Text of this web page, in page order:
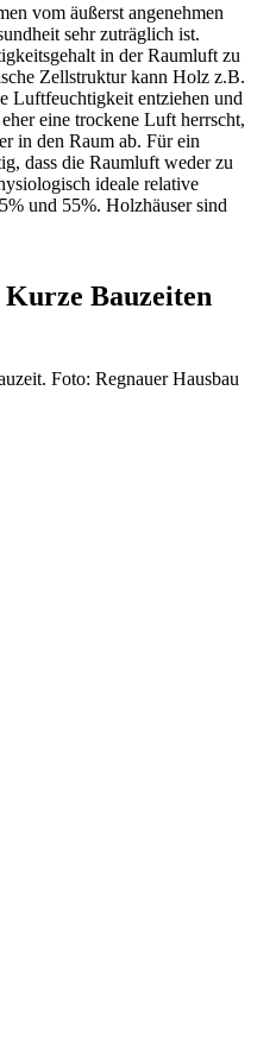
vom äußerst angenehmen
sehr zuträglich ist.
in der Raumluft zu
Zellstruktur kann Holz z.B.
Luftfeuchtigkeit entziehen und
eine trockene Luft herrscht,
in den Raum ab. Für ein
dass die Raumluft weder zu
ideale relative
und 55%. Holzhäuser sind
Bauzeiten